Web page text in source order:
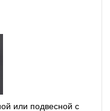
или подвесной с